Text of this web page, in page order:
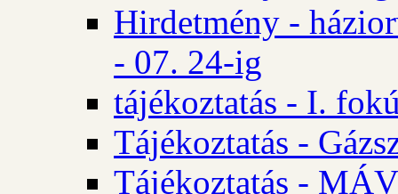
Hirdetmény -
- 07. 24-ig
tájékoztatás - I.
Tájékoztatás -
Tájékoztatás -